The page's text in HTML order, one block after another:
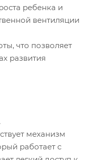
ребенка и
вентиляции
что позволяет
развития
механизм
работает с